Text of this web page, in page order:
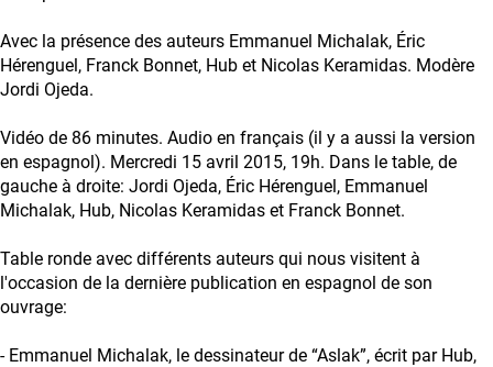
Avec la présence des auteurs Emmanuel Michalak, Éric
Hérenguel, Franck Bonnet, Hub et Nicolas Keramidas. Modère
Jordi Ojeda.
Vidéo de 86 minutes. Audio en français (il y a aussi la version
en espagnol). Mercredi 15 avril 2015, 19h. Dans le table, de
gauche à droite: Jordi Ojeda, Éric Hérenguel, Emmanuel
Michalak, Hub, Nicolas Keramidas et Franck Bonnet.
Table ronde avec différents auteurs qui nous visitent à
l'occasion de la dernière publication en espagnol de son
ouvrage:
- Emmanuel Michalak, le dessinateur de “Aslak”, écrit par Hub,